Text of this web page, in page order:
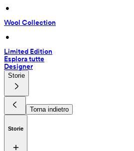
•
Wool Collection
•
Limited Edition
Esplora tutte
Designer
Storie
Torna indietro
Storie